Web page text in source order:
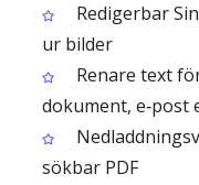
Redigerbar
ur bilder
Renare text
dokument, e‑post
sökbar PDF